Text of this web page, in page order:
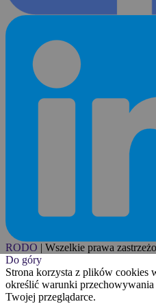
RODO | Wszelkie prawa
Do góry
Strona korzysta z plików cookies
określić warunki
Twojej przeglądarce.